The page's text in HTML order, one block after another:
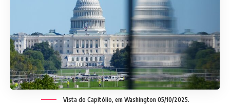
Vista do Capitólio, em Washington 05/10/2025.